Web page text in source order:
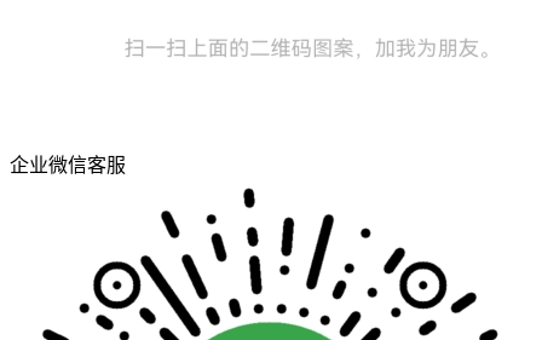
企业微信客服